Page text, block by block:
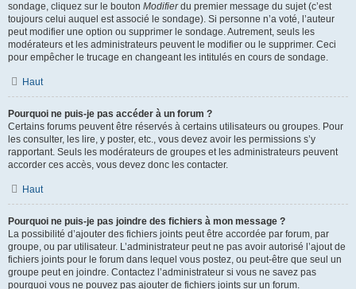
sondage, cliquez sur le bouton Modifierdu premier message du sujet (c’est
toujours celui auquel est associé le sondage). Si personne n’a voté, l’auteur
peut modifier une option ou supprimer le sondage. Autrement, seuls les
modérateurs et les administrateurs peuvent le modifier ou le supprimer. Ceci
pour empêcher le trucage en changeant les intitulés en cours de sondage.
Haut
Pourquoi ne puis-je pas accéder à un forum ?
Certains forums peuvent être réservés à certains utilisateurs ou groupes. Pour
les consulter, les lire, y poster, etc., vous devez avoir les permissions s’y
rapportant. Seuls les modérateurs de groupes et les administrateurs peuvent
accorder ces accès, vous devez donc les contacter.
Haut
Pourquoi ne puis-je pas joindre des fichiers à mon message ?
La possibilité d’ajouter des fichiers joints peut être accordée par forum, par
groupe, ou par utilisateur. L’administrateur peut ne pas avoir autorisé l’ajout de
fichiers joints pour le forum dans lequel vous postez, ou peut-être que seul un
groupe peut en joindre. Contactez l’administrateur si vous ne savez pas
pourquoi vous ne pouvez pas ajouter de fichiers joints sur un forum.